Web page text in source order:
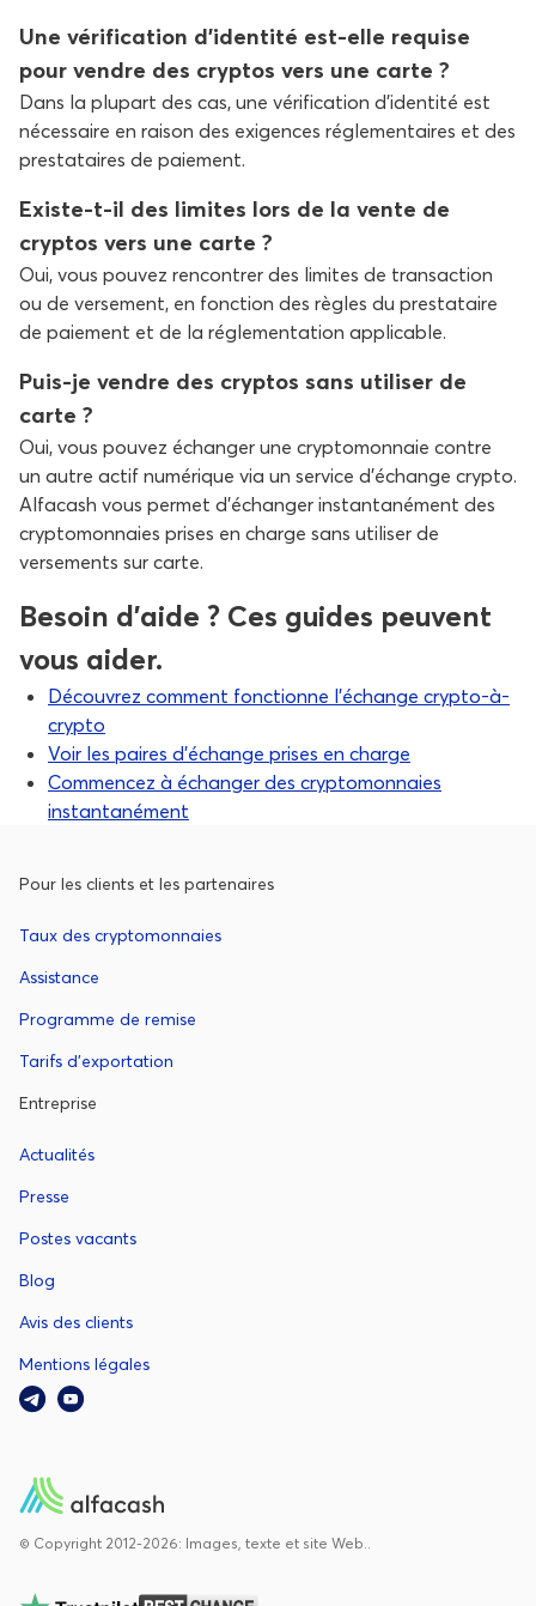
Une vérification d’identité est-elle requise
pour vendre des cryptos vers une carte ?
Dans la plupart des cas, une vérification d’identité est
nécessaire en raison des exigences réglementaires et des
prestataires de paiement.
Existe-t-il des limites lors de la vente de
cryptos vers une carte ?
Oui, vous pouvez rencontrer des limites de transaction
ou de versement, en fonction des règles du prestataire
de paiement et de la réglementation applicable.
Puis-je vendre des cryptos sans utiliser de
carte ?
Oui, vous pouvez échanger une cryptomonnaie contre
un autre actif numérique via un service d’échange crypto.
Alfacash vous permet d’échanger instantanément des
cryptomonnaies prises en charge sans utiliser de
versements sur carte.
Besoin d’aide ? Ces guides peuvent
vous aider.
Découvrez comment fonctionne l’échange crypto-à-
crypto
Voir les paires d’échange prises en charge
Commencez à échanger des cryptomonnaies
instantanément
Pour les clients et les partenaires
Taux des cryptomonnaies
Assistance
Programme de remise
Tarifs d'exportation
Entreprise
Actualités
Presse
Postes vacants
Blog
Avis des clients
Mentions légales
© Copyright 2012-2026: Images, texte et site Web..